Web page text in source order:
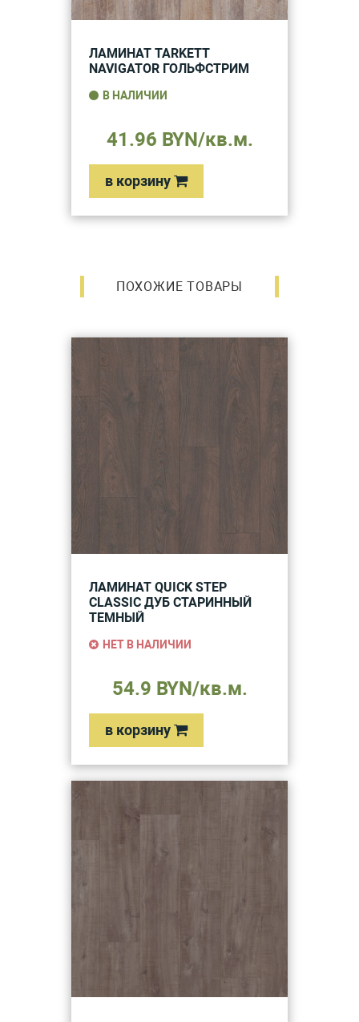
ЛАМИНАТ TARKETT
NAVIGATOR ГОЛЬФСТРИМ
В НАЛИЧИИ
41.96 BYN/кв.м.
в корзину
ПОХОЖИЕ ТОВАРЫ
ЛАМИНАТ QUICK STEP
CLASSIC ДУБ СТАРИННЫЙ
ТЕМНЫЙ
НЕТ В НАЛИЧИИ
54.9 BYN/кв.м.
в корзину